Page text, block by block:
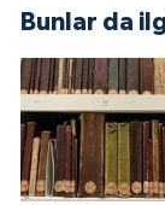
Bunlar da